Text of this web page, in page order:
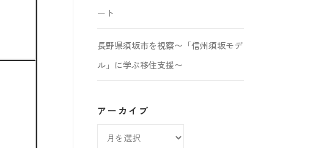
ート
長野県須坂市を視察〜「信州須坂モデ
ル」に学ぶ移住支援〜
アーカイブ